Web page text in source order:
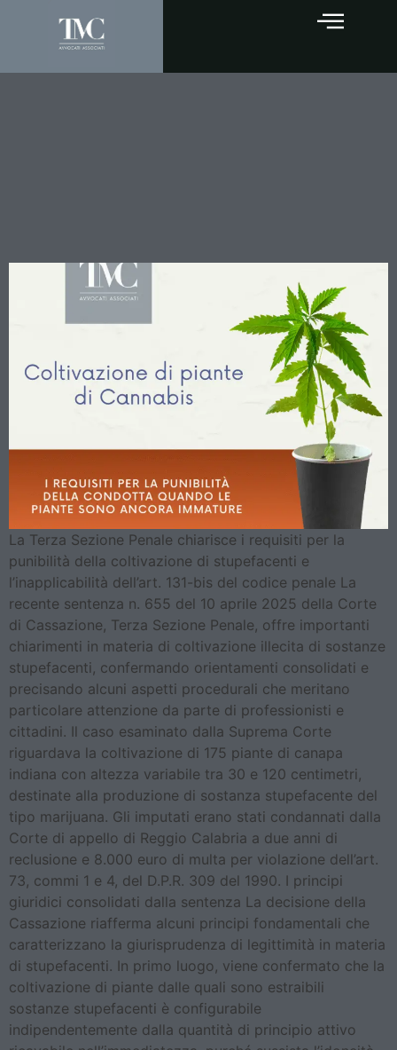
La Terza Sezione Penale chiarisce i requisiti per la
punibilità della coltivazione di stupefacenti e
l’inapplicabilità dell’art. 131-bis del codice penale La
recente sentenza n. 655 del 10 aprile 2025 della Corte
di Cassazione, Terza Sezione Penale, offre importanti
chiarimenti in materia di coltivazione illecita di sostanze
stupefacenti, confermando orientamenti consolidati e
precisando alcuni aspetti procedurali che meritano
particolare attenzione da parte di professionisti e
cittadini. Il caso esaminato dalla Suprema Corte
riguardava la coltivazione di 175 piante di canapa
indiana con altezza variabile tra 30 e 120 centimetri,
destinate alla produzione di sostanza stupefacente del
tipo marijuana. Gli imputati erano stati condannati dalla
Corte di appello di Reggio Calabria a due anni di
reclusione e 8.000 euro di multa per violazione dell’art.
73, commi 1 e 4, del D.P.R. 309 del 1990. I principi
giuridici consolidati dalla sentenza La decisione della
Cassazione riafferma alcuni principi fondamentali che
caratterizzano la giurisprudenza di legittimità in materia
di stupefacenti. In primo luogo, viene confermato che la
coltivazione di piante dalle quali sono estraibili
sostanze stupefacenti è configurabile
indipendentemente dalla quantità di principio attivo